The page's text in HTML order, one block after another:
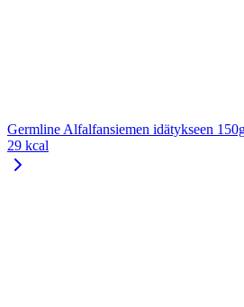
Germline Alfalfansiemen idätykseen
29 kcal